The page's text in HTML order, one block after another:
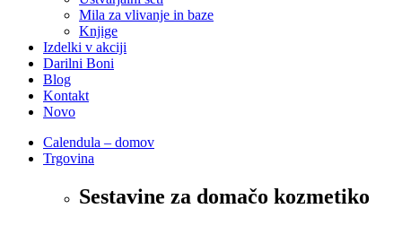
Mila za vlivanje in baze
Knjige
Izdelki v akciji
Darilni Boni
Blog
Kontakt
Novo
Calendula – domov
Trgovina
Sestavine za domačo kozmetiko